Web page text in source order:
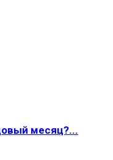
месяц?...